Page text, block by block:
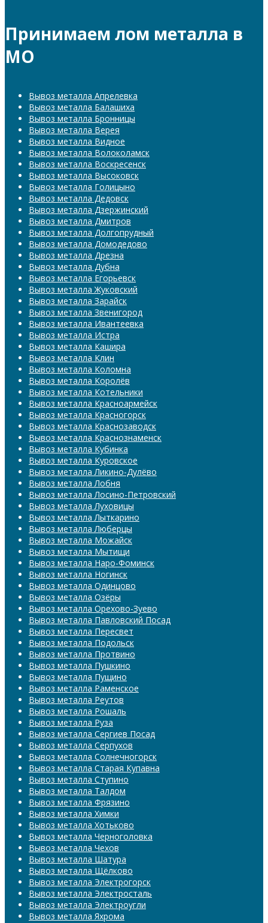
Принимаем лом металла в
МО
Вывоз металла Апрелевка
Вывоз металла Балашиха
Вывоз металла Бронницы
Вывоз металла Верея
Вывоз металла Видное
Вывоз металла Волоколамск
Вывоз металла Воскресенск
Вывоз металла Высоковск
Вывоз металла Голицыно
Вывоз металла Дедовск
Вывоз металла Дзержинский
Вывоз металла Дмитров
Вывоз металла Долгопрудный
Вывоз металла Домодедово
Вывоз металла Дрезна
Вывоз металла Дубна
Вывоз металла Егорьевск
Вывоз металла Жуковский
Вывоз металла Зарайск
Вывоз металла Звенигород
Вывоз металла Ивантеевка
Вывоз металла Истра
Вывоз металла Кашира
Вывоз металла Клин
Вывоз металла Коломна
Вывоз металла Королёв
Вывоз металла Котельники
Вывоз металла Красноармейск
Вывоз металла Красногорск
Вывоз металла Краснозаводск
Вывоз металла Краснознаменск
Вывоз металла Кубинка
Вывоз металла Куровское
Вывоз металла Ликино-Дулёво
Вывоз металла Лобня
Вывоз металла Лосино-Петровский
Вывоз металла Луховицы
Вывоз металла Лыткарино
Вывоз металла Люберцы
Вывоз металла Можайск
Вывоз металла Мытищи
Вывоз металла Наро-Фоминск
Вывоз металла Ногинск
Вывоз металла Одинцово
Вывоз металла Озёры
Вывоз металла Орехово-Зуево
Вывоз металла Павловский Посад
Вывоз металла Пересвет
Вывоз металла Подольск
Вывоз металла Протвино
Вывоз металла Пушкино
Вывоз металла Пущино
Вывоз металла Раменское
Вывоз металла Реутов
Вывоз металла Рошаль
Вывоз металла Руза
Вывоз металла Сергиев Посад
Вывоз металла Серпухов
Вывоз металла Солнечногорск
Вывоз металла Старая Купавна
Вывоз металла Ступино
Вывоз металла Талдом
Вывоз металла Фрязино
Вывоз металла Химки
Вывоз металла Хотьково
Вывоз металла Черноголовка
Вывоз металла Чехов
Вывоз металла Шатура
Вывоз металла Щёлково
Вывоз металла Электрогорск
Вывоз металла Электросталь
Вывоз металла Электроугли
Вывоз металла Яхрома